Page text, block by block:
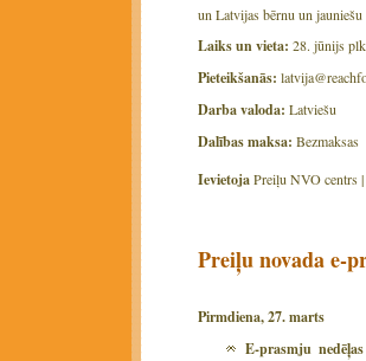
un Latvijas bērnu un jauniešu
Laiks un vieta: 28. jūnijs
Pieteikšanās:
Darba valoda: Latviešu
Dalības maksa: Bezmaksas
IevietojaPreiļu NVO centrs |
Preiļu novada e-
Pirmdiena, 27. marts
E-prasmju